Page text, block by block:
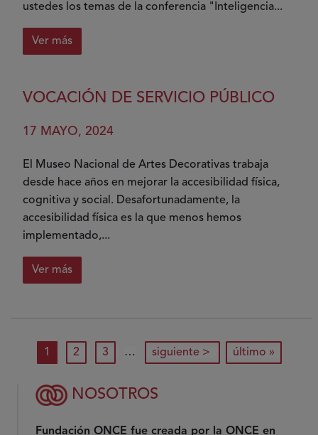
ustedes los temas de la conferencia "Inteligencia...
Ver más
sobre
Revolución
la
Artificial
en
Accesibilidad
VOCACIÓN DE SERVICIO PÚBLICO
17 MAYO, 2024
El Museo Nacional de Artes Decorativas trabaja
desde hace años en mejorar la accesibilidad física,
cognitiva y social. Desafortunadamente, la
accesibilidad física es la que menos hemos
implementado,...
Ver más
sobre
público
Paginación
página actual
1 página
2 página
3 … siguiente página
siguiente > última página
último »
NOSOTROS
Fundación ONCE fue creada por la ONCE en